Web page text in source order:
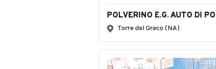
Torre del Greco (NA)